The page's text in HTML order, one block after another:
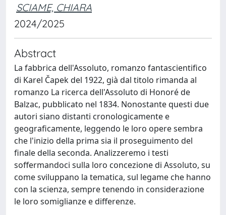
SCIAME, CHIARA
2024/2025
Abstract
La fabbrica dell'Assoluto, romanzo fantascientifico
di Karel Čapek del 1922, già dal titolo rimanda al
romanzo La ricerca dell'Assoluto di Honoré de
Balzac, pubblicato nel 1834. Nonostante questi due
autori siano distanti cronologicamente e
geograficamente, leggendo le loro opere sembra
che l'inizio della prima sia il proseguimento del
finale della seconda. Analizzeremo i testi
soffermandoci sulla loro concezione di Assoluto, su
come sviluppano la tematica, sul legame che hanno
con la scienza, sempre tenendo in considerazione
le loro somiglianze e differenze.